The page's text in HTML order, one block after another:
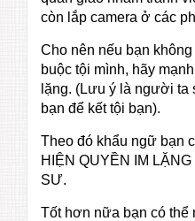
còn lắp camera ở các
Cho nên nếu bạn
buộc tội mình, hãy
lặng. (Lưu ý là người
bạn để kết tội bạn).
Theo đó khẩu ngữ bạn
HIỆN QUYỀN IM
SƯ.
Tốt hơn nữa bạn có thể